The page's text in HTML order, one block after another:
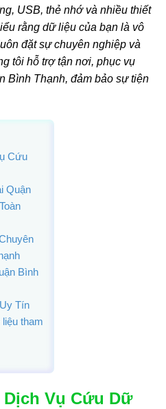
USB, thẻ nhớ và nhiều thiết
rằng dữ liệu của bạn là vô
đặt sự chuyên nghiệp và
tôi hỗ trợ tận nơi, phục vụ
Bình Thạnh, đảm bảo sự tiện
Cứu
Quận
Bình
Tín
tham
Dịch Vụ Cứu Dữ